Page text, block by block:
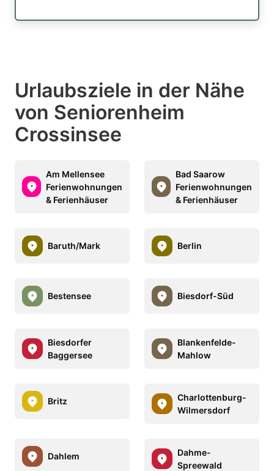
Urlaubsziele in der Nähe
von Seniorenheim
Crossinsee
Am Mellensee
Ferienwohnungen
& Ferienhäuser
Bad Saarow
Ferienwohnungen
& Ferienhäuser
Baruth/Mark Berlin
Bestensee Biesdorf-Süd
Biesdorfer
Baggersee
Blankenfelde-
Mahlow
Britz
Charlottenburg-
Wilmersdorf
Dahlem
Dahme-
Spreewald